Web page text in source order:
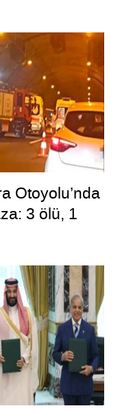
Otoyolu’nda
3 ölü, 1